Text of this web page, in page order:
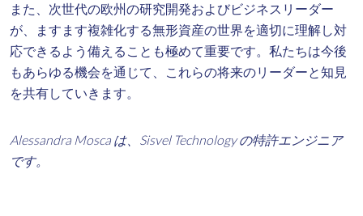
また、次世代の欧州の研究開発およびビジネスリーダー
が、ますます複雑化する無形資産の世界を適切に理解し対
応できるよう備えることも極めて重要です。私たちは今後
もあらゆる機会を通じて、これらの将来のリーダーと知見
を共有していきます。
Alessandra Mosca は、Sisvel Technology の特許エンジニア
です。